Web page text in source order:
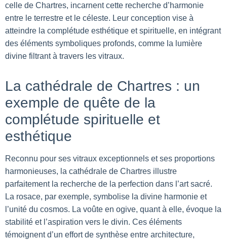
celle de Chartres, incarnent cette recherche d’harmonie
entre le terrestre et le céleste. Leur conception vise à
atteindre la complétude esthétique et spirituelle, en intégrant
des éléments symboliques profonds, comme la lumière
divine filtrant à travers les vitraux.
La cathédrale de Chartres : un
exemple de quête de la
complétude spirituelle et
esthétique
Reconnu pour ses vitraux exceptionnels et ses proportions
harmonieuses, la cathédrale de Chartres illustre
parfaitement la recherche de la perfection dans l’art sacré.
La rosace, par exemple, symbolise la divine harmonie et
l’unité du cosmos. La voûte en ogive, quant à elle, évoque la
stabilité et l’aspiration vers le divin. Ces éléments
témoignent d’un effort de synthèse entre architecture,